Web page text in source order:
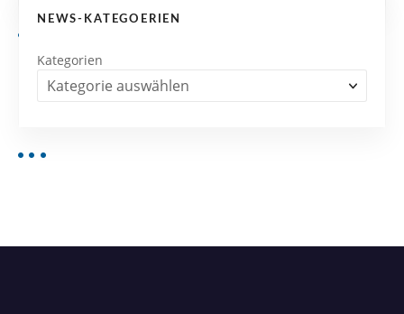
NEWS-KATEGOERIEN
Kategorien